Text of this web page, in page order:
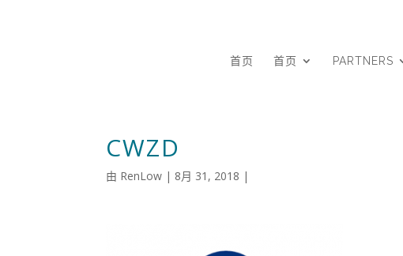
首页 首页 PARTNERS
CWZD
由 RenLow | 8月 31, 2018 |